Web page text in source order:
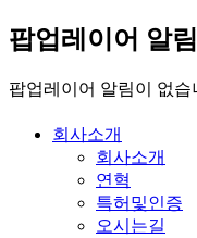
팝업레이어 알림
팝업레이어 알림이 없습
회사소개
회사소개
연혁
특허및인증
오시는길